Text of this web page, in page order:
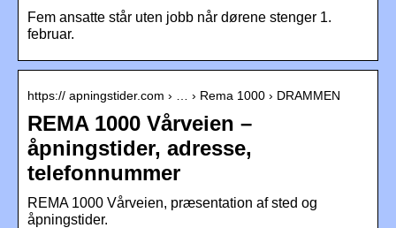
Fem ansatte står uten jobb når dørene stenger 1.
februar.
https:// apningstider.com › … › Rema 1000 › DRAMMEN
REMA 1000 Vårveien –
åpningstider, adresse,
telefonnummer
REMA 1000 Vårveien, præsentation af sted og
åpningstider.